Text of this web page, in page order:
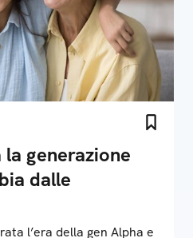
generazione
dalle
l’era della gen Alpha e